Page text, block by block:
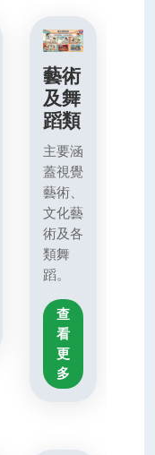
藝術
及舞
蹈類
主要涵
蓋視覺
藝術、
文化藝
術及各
類舞
蹈。
查
看
更
多